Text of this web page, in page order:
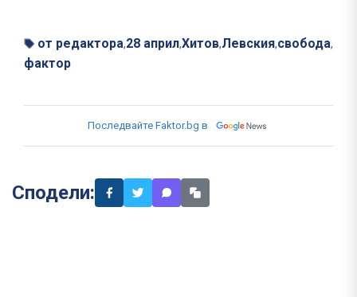
от редактора,28 април,Хитов,Левския,свобода,
фактор
Последвайте Faktor.bg в
Сподели: